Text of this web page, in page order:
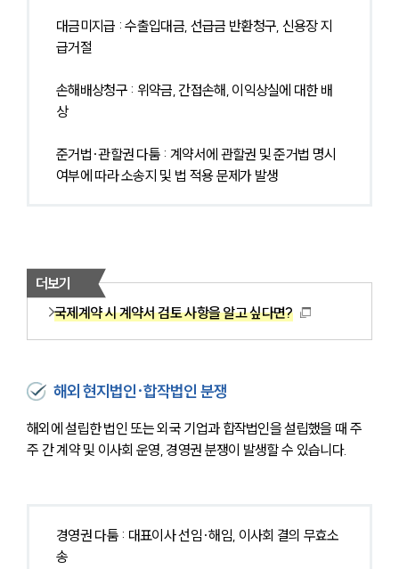
대금미지급 : 수출입대금, 선급금 반환청구, 신용장 지
급거절
손해배상청구 : 위약금, 간접손해, 이익상실에 대한 배
상
준거법·관할권 다툼 : 계약서에 관할권 및 준거법 명시
여부에 따라 소송지 및 법 적용 문제가 발생
더보기
국제계약 시 계약서 검토 사항을 알고 싶다면?
해외 현지법인·합작법인 분쟁
해외에 설립한 법인 또는 외국 기업과 합작법인을 설립했을 때 주
주 간 계약 및 이사회 운영, 경영권 분쟁이 발생할 수 있습니다.
경영권 다툼 : 대표이사 선임·해임, 이사회 결의 무효소
송